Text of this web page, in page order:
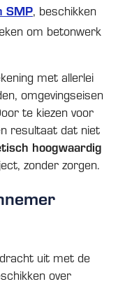
SMP, beschikken
om betonwerk
met allerlei
omgevingseisen
te kiezen voor
resultaat dat niet
hoogwaardig
zonder zorgen.
uit met de
over